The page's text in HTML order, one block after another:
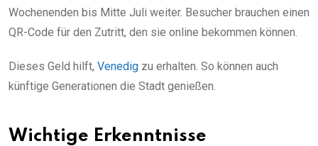
Wochenenden bis Mitte Juli weiter. Besucher brauchen einen
QR-Code für den Zutritt, den sie online bekommen können.
Dieses Geld hilft, Venedig zu erhalten. So können auch
künftige Generationen die Stadt genießen.
Wichtige Erkenntnisse